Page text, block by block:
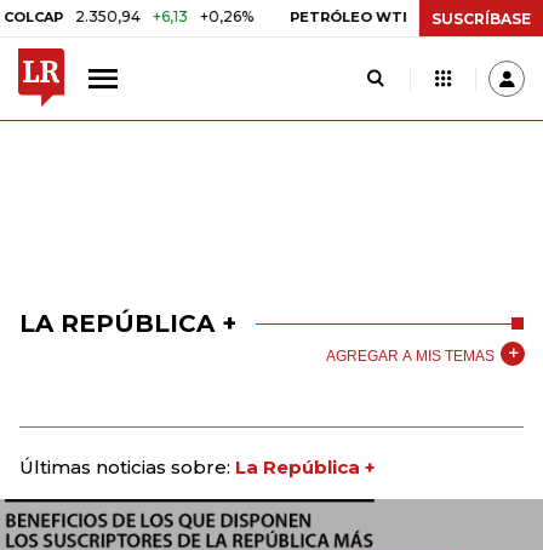
2.350,94 +6,13 +0,26% PETRÓLEO WTI US$ 78,01 US$ 2,92
SUSCRÍBASE
LA REPÚBLICA +
AGREGAR A MIS TEMAS
Últimas noticias sobre: La República +